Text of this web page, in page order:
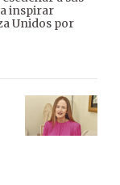
inspirar
Unidos por